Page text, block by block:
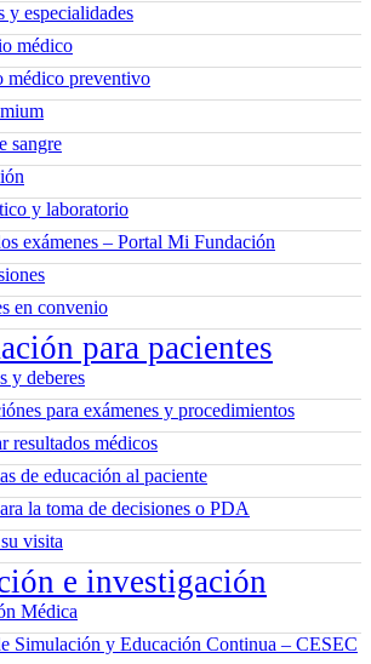
y especialidades
médico
médico preventivo
sangre
y laboratorio
exámenes – Portal Mi Fundación
en convenio
para pacientes
y deberes
para exámenes y procedimientos
resultados médicos
de educación al paciente
la toma de decisiones o PDA
visita
e investigación
Médica
Simulación y Educación Continua – CESEC